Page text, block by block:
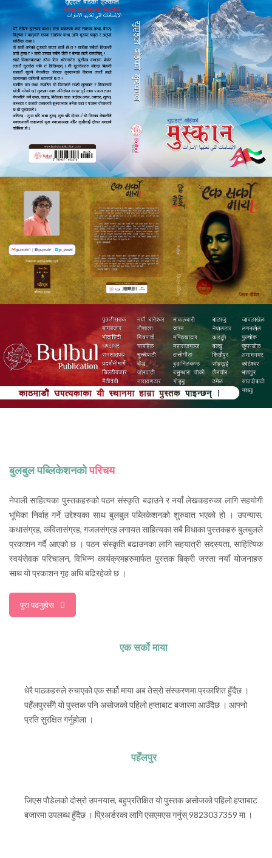
बुलबुल पब्लिकेशनकोपरिचय
नेपाली साहित्यका पुस्तकहरुको पठन संस्कृति बढाउने र नयाँ लेखकहरुका लागि सहयोगी
भूमिका निर्वाह गर्ने उद्देश्यका साथ बुलबुल पब्लिकेशनको शुरुवात भएको हो । उपन्यास,
कथासंग्रह, कवितासंग्रह, गजलसंग्रह लगायत साहित्यका सबै विधाका पुस्तकहरु बुलबुलले
प्रकाशन गर्दै आएको छ । पठन संस्कृति बढाउनका लागि सहयात्री सदस्यता, साहित्यिक
स्वयंसेवक परिचालन, विभिन्न कार्यक्रमहरुमार्फत पुस्तक बिक्री जस्ता नयाँ योजनाहरु
साथ यो प्रकाशन गृह अघि बढिरहेको छ ।
पुरा पढनुहाेस
एक सर्को माया
धेरै पाठकहरुले रुचाएको एक सर्को माया अब तेस्रो संस्करणमा प्रकाशित हुँदैछ ।
पहेँलपुरसँगै यो पुस्तक पनि असोजको पहिलो हप्ताबाट बजारमा आउँदैछ । आफ्नो
प्रति सुरक्षित गर्नुहोला ।
पहेँलपुर
जिएस पौडेलको दोस्रो उपनयास, बहुप्रतिक्षित यो पुस्तक असोजको पहिलो हप्ताबाट
बजारमा उपलब्ध हुँदैछ । प्रिअर्डरका लागि एसएमएस गर्नुस् 9823037359 मा ।